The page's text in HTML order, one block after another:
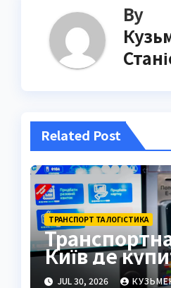
By
Related Post
ТРАНСПОРТ ТА ЛОГІСТИКА
Київ де
році
JUL 30, 2026